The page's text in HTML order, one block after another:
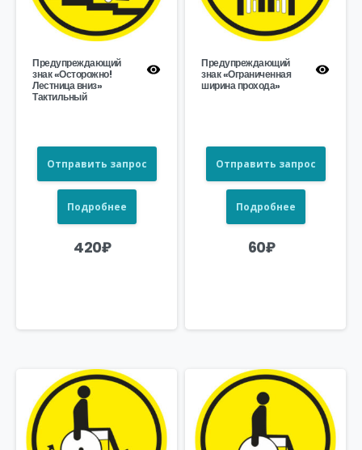
Предупреждающий
знак «Осторожно!
Лестница вниз»
Тактильный
Отправить запрос
Подробнее
420₽
Предупреждающий
знак «Ограниченная
ширина прохода»
Отправить запрос
Подробнее
60₽